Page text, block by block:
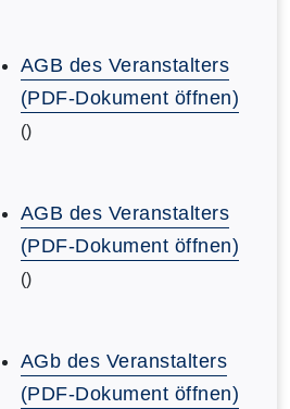
AGB des Veranstalters
(PDF-Dokument öffnen)
()
AGB des Veranstalters
(PDF-Dokument öffnen)
()
AGb des Veranstalters
(PDF-Dokument öffnen)